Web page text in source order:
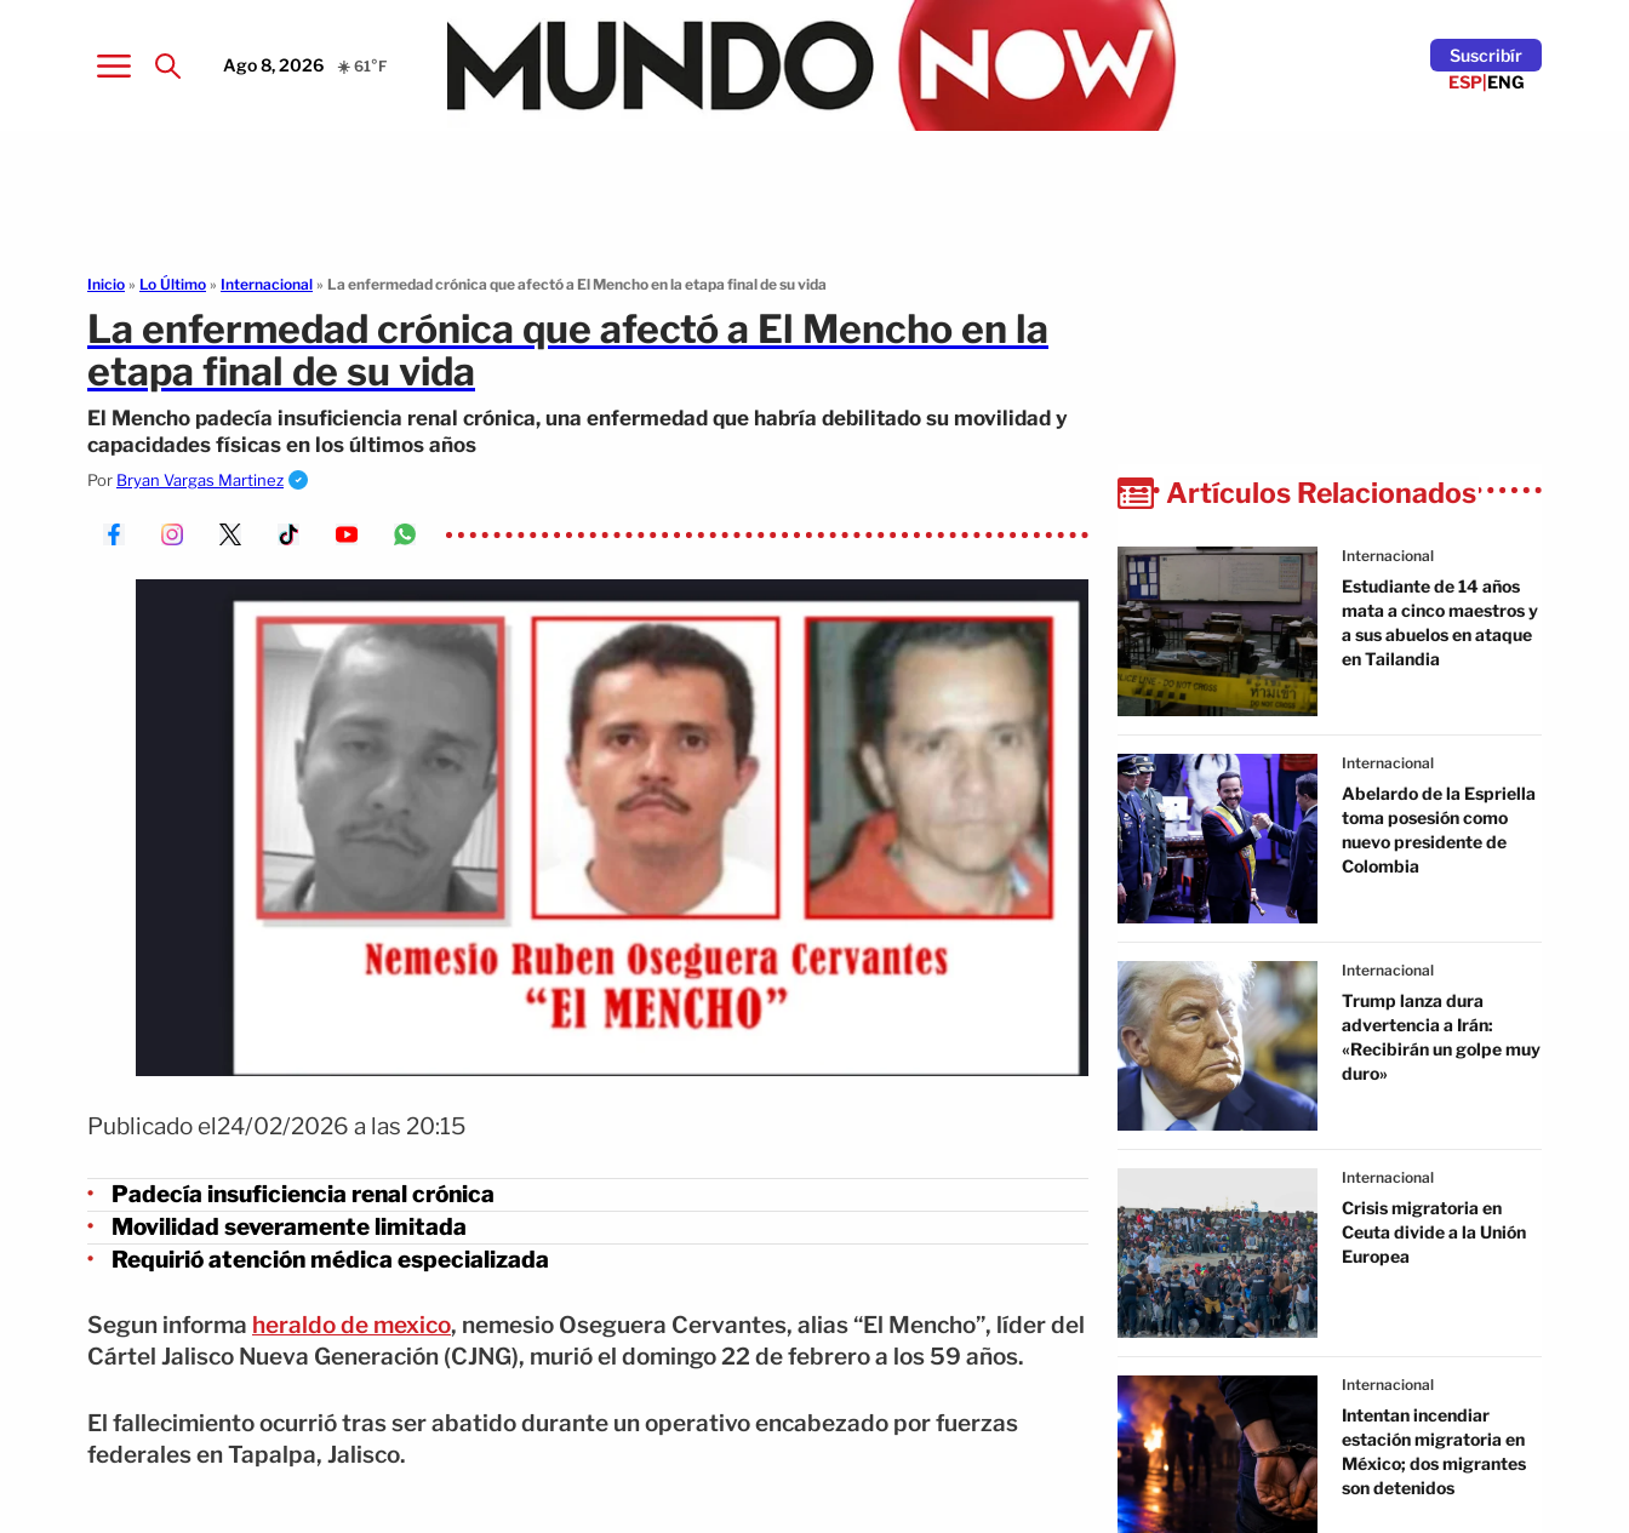
Ago 8, 2026 ☀️ 61°F
Suscribír
ESP|ENG
Inicio » Lo Último » Internacional » La enfermedad crónica que afectó a El Mencho en la etapa final de su vida
La enfermedad crónica que afectó a El Mencho en la
etapa final de su vida
El Mencho padecía insuficiencia renal crónica, una enfermedad que habría debilitado su movilidad y
capacidades físicas en los últimos años
Por Bryan Vargas Martinez
Publicado el24/02/2026 a las 20:15
Padecía insuficiencia renal crónica
Movilidad severamente limitada
Requirió atención médica especializada
Segun informa heraldo de mexico, nemesio Oseguera Cervantes, alias “El Mencho”, líder del
Cártel Jalisco Nueva Generación (CJNG), murió el domingo 22 de febrero a los 59 años.
El fallecimiento ocurrió tras ser abatido durante un operativo encabezado por fuerzas
federales en Tapalpa, Jalisco.
Artículos Relacionados
Internacional
Estudiante de 14 años
mata a cinco maestros y
a sus abuelos en ataque
en Tailandia
Internacional
Abelardo de la Espriella
toma posesión como
nuevo presidente de
Colombia
Internacional
Trump lanza dura
advertencia a Irán:
«Recibirán un golpe muy
duro»
Internacional
Crisis migratoria en
Ceuta divide a la Unión
Europea
Internacional
Intentan incendiar
estación migratoria en
México; dos migrantes
son detenidos